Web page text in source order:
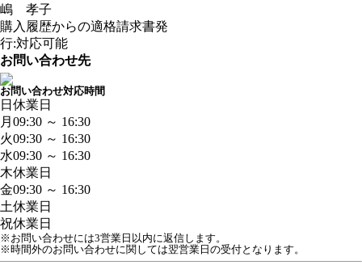
嶋 孝子
購入履歴からの適格請求書発
行:対応可能
お問い合わせ先
お問い合わせ対応時間
日 休業日
月 09:30 ～ 16:30
火09:30 ～ 16:30
水09:30 ～ 16:30
木休業日
金09:30 ～ 16:30
土休業日
祝休業日
※お問い合わせには3営業日以内に返信します。
※時間外のお問い合わせに関しては翌営業日の受付となります。